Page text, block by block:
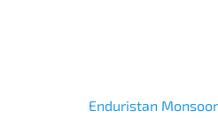
Enduristan